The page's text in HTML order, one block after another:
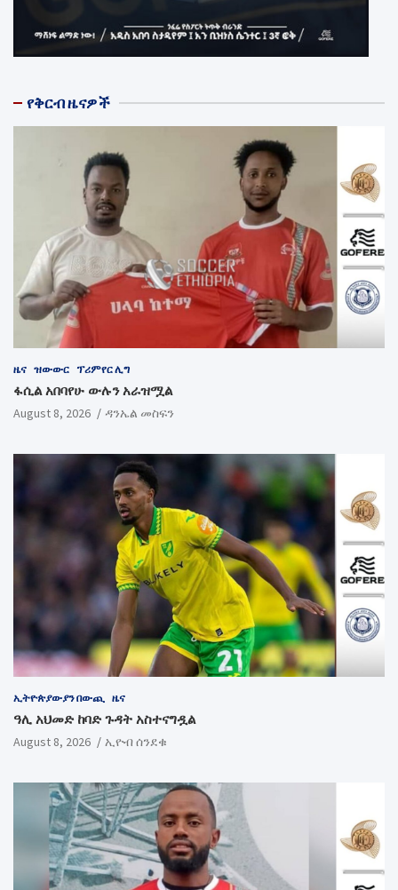
የቅርብ ዜናዎች
ዜና ዝውውር ፕሪምየር ሊግ
ፋሲል አበባየሁ ውሉን አራዝሟል
August 8, 2026 ዳንኤል መስፍን
ኢትዮጵያውያን በውጪ ዜና
ዓሊ አህመድ ከባድ ጉዳት አስተናግዷል
August 8, 2026 ኢዮብ ሰንደቁ